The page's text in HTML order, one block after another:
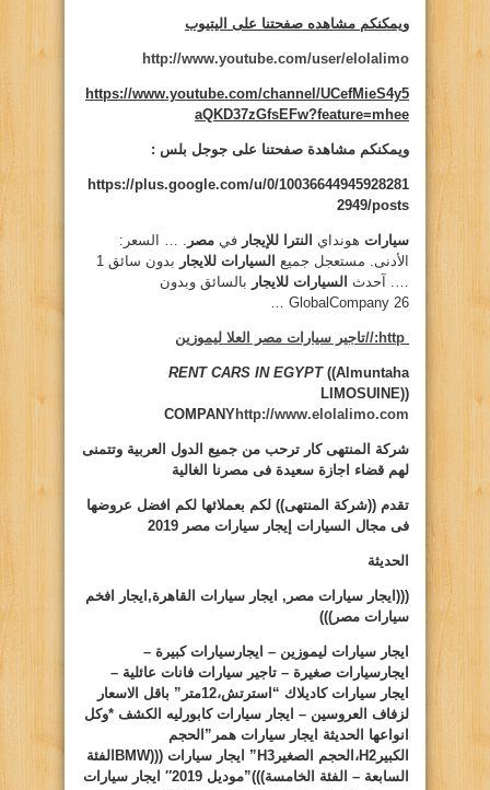
ويمكنكم مشاهده صفحتنا على اليتيوب
http://www.youtube.com/user/elolalimo
https://www.youtube.com/channel/UCefMieS4y5
aQKD37zGfsEFw?feature=mhee
ويمكنكم مشاهدة صفحتنا على جوجل بلس :
https://plus.google.com/u/0/10036644945928281
2949/posts
سيارات هونداي النترا للإيجار في مصر . … السعر:
الأدنى. مستعجل جميع السيارات للايجار
بدون سائق 1
…. آحدث السيارات للايجار بالسائق وبدون
GlobalCompany 26 …
http://تاجير سيارات مصر العلا ليموزين
RENT CARS IN EGYPT ((Almuntaha
LIMOSUINE))
COMPANYhttp://www.elolalimo.com
شركة المنتهى كار ترحب من جميع الدول العربية وتتمنى
لهم قضاء اجازة سعيدة فى مصرنا الغالية
تقدم ((شركة المنتهى)) لكم بعملائها لكم افضل عروضها
فى مجال السيارات إيجار سيارات مصر 2019
الحديثة
(((ايجار سيارات مصر, ايجار سيارات القاهرة,ايجار افخم
سيارات مصر)))
ايجار سيارات ليموزين – ايجارسيارات كبيرة –
ايجارسيارات صغيرة – تاجير سيارات فانات عائلية –
ايجار سيارات كاديلاك “استرتش،12متر” باقل الاسعار
لزفاف العروسين – ايجار سيارات كابورليه الكشف *وكل
انواعها الحديثة ايجار سيارات همر”الحجم
الكبير H2،الحجم الصغير H3 ” ايجار سيارات (((BMW الفئة
السابعة – الفئة الخامسة)))”موديل 2019″ ايجار سيارات